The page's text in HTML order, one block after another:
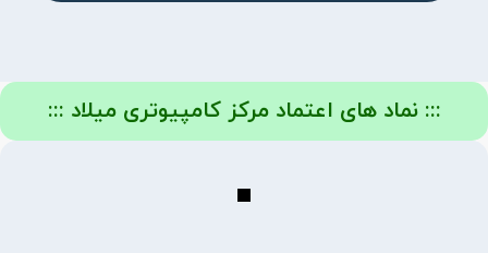
::: نماد های اعتماد مرکز کامپیوتری میلاد :::